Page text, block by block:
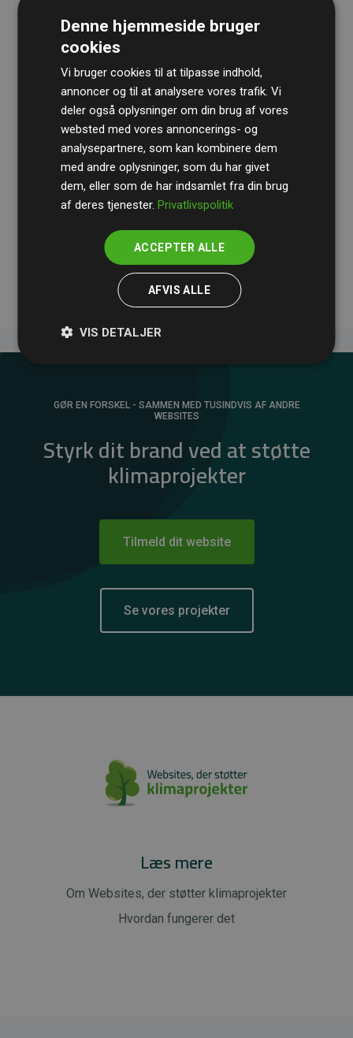
RevisionshusetBDOgennemgår løbende vores
beregninger og metode for at sikre gennemsigtighed
og pålidelighed.
Deres revision dokumenterer, at vores investeringer i
medlemmernes websites estimerede CO₂-
GØR EN FORSKEL - SAMMEN MED TUSINDVIS AF ANDRE
WEBSITES
Styrk dit brand ved at støtte
klimaprojekter
Tilmeld dit website
Se vores projekter
Læs mere
Om Websites, der støtter klimaprojekter
Hvordan fungerer det
Denne hjemmeside bruger
cookies
Vi bruger cookies til at tilpasse indhold,
annoncer og til at analysere vores trafik. Vi
deler også oplysninger om din brug af vores
websted med vores annoncerings- og
analysepartnere, som kan kombinere dem
med andre oplysninger, som du har givet
dem, eller som de har indsamlet fra din brug
af deres tjenester.Privatlivspolitik
ACCEPTER ALLE
AFVIS ALLE
VIS DETALJER